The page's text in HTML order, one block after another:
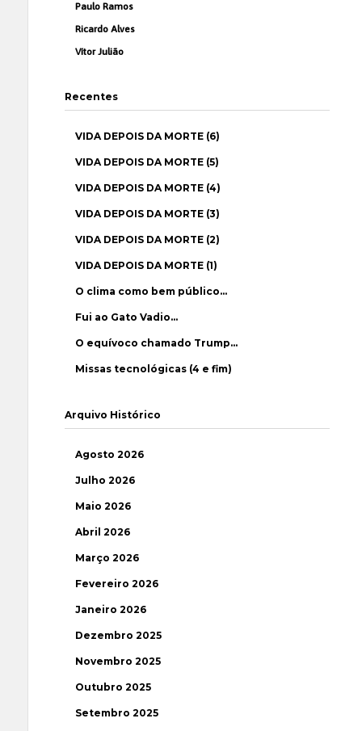
Paulo Ramos
Ricardo Alves
Vítor Julião
Recentes
VIDA DEPOIS DA MORTE (6)
VIDA DEPOIS DA MORTE (5)
VIDA DEPOIS DA MORTE (4)
VIDA DEPOIS DA MORTE (3)
VIDA DEPOIS DA MORTE (2)
VIDA DEPOIS DA MORTE (1)
O clima como bem público…
Fui ao Gato Vadio…
O equívoco chamado Trump…
Missas tecnológicas (4 e fim)
Arquivo Histórico
Agosto 2026
Julho 2026
Maio 2026
Abril 2026
Março 2026
Fevereiro 2026
Janeiro 2026
Dezembro 2025
Novembro 2025
Outubro 2025
Setembro 2025